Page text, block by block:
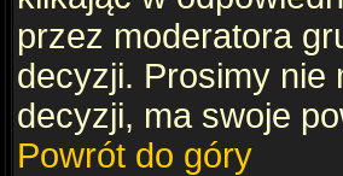
przez moderatora
decyzji. Prosimy nie
decyzji, ma swoje
Powrót do góry